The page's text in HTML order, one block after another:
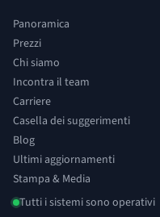
Panoramica
Prezzi
Chi siamo
Incontra il team
Carriere
Casella dei suggerimenti
Blog
Ultimi aggiornamenti
Stampa & Media
Tutti i sistemi sono operativi